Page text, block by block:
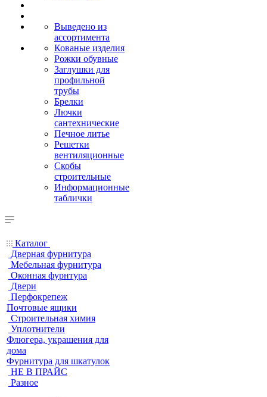
Выведено из
ассортимента
Кованые изделия
Рожки обувные
Заглушки для
профильной
трубы
Брелки
Лючки
сантехнические
Печное литье
Решетки
вентиляционные
Скобы
строительные
Информационные
таблички
Каталог
Дверная фурнитура
Мебельная фурнитура
Оконная фурнтура
Двери
Перфокрепеж
Почтовые ящики
Строительная химия
Уплотнители
Флюгера, украшения для
дома
Фурнитура для шкатулок
НЕ В ПРАЙС
Разное